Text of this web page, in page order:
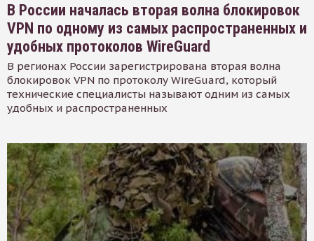
В России началась вторая волна блокировок
VPN по одному из самых распространенных и
удобных протоколов WireGuard
В регионах России зарегистрирована вторая волна
блокировок VPN по протоколу WireGuard, который
технические специалисты называют одним из самых
удобных и распространенных